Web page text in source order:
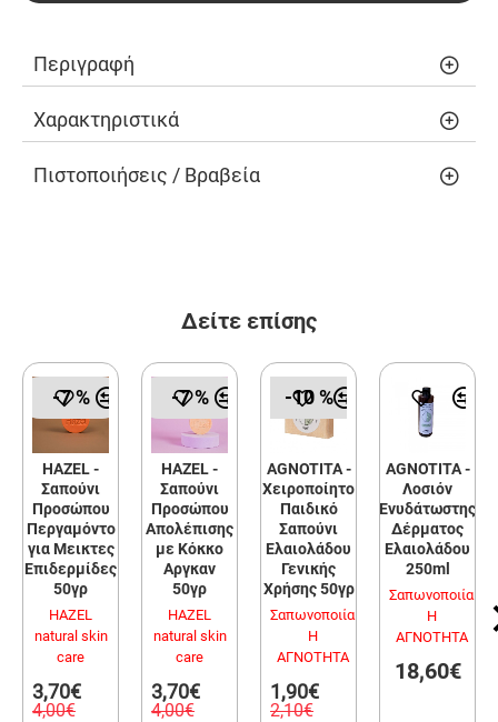
Περιγραφή
Χαρακτηριστικά
Πιστοποιήσεις / Βραβεία
Δείτε επίσης
-7 %
HAZEL -
Σαπούνι
Προσώπου
Περγαμόντο
για Μεικτες
Επιδερμίδες
50γρ
HAZEL
natural skin
care
3,70€
4,00€
-7 %
HAZEL -
Σαπούνι
Προσώπου
Απολέπισης
με Κόκκο
Αργκαν
50γρ
HAZEL
natural skin
care
3,70€
4,00€
-10 %
AGNOTITA -
Χειροποίητο
Παιδικό
Σαπούνι
Ελαιολάδου
Γενικής
Χρήσης 50γρ
Σαπωνοποιία
Η
ΑΓΝΟΤΗΤΑ
1,90€
2,10€
AGNOTITA -
Λοσιόν
Ενυδάτωστης
Δέρματος
Ελαιολάδου
250ml
Σαπωνοποιία
Η
ΑΓΝΟΤΗΤΑ
18,60€